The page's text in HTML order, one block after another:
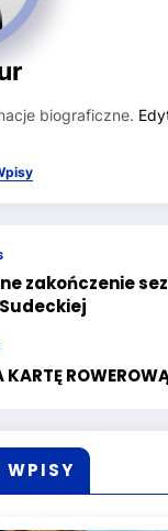
biograficzne.
zakończenie
KARTĘ
WPISY